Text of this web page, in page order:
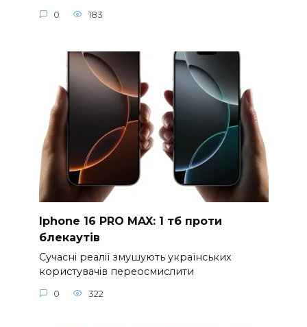
0 183
Iphone 16 PRO MAX: 1 тб проти
блекаутів
Сучасні реалії змушують українських
користувачів переосмислити
0 322